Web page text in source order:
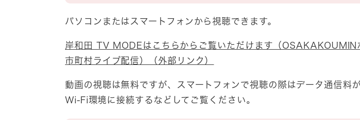
パソコンまたはスマートフォンから視聴できます。
岸和田 TV MODEはこちらからご覧いただけます（OSAKAKOUMIN
市町村ライブ配信）（外部リンク）
動画の視聴は無料ですが、スマートフォンで視聴の際はデータ通信料
Wi-Fi環境に接続するなどしてご覧ください。